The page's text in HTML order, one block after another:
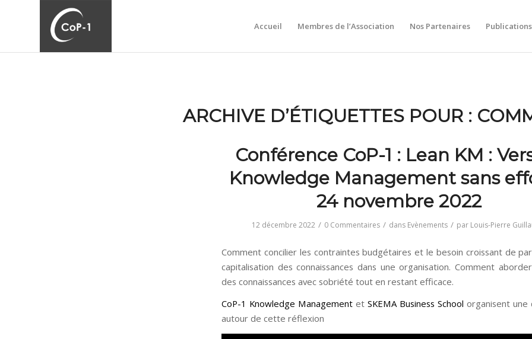
Accueil Membres de l’Association Nos Partenaires Publications
ARCHIVE D’ÉTIQUETTES POUR :
Conférence CoP-1 : Lean KM :
Knowledge Management sans
24 novembre 2022
12 décembre 2022 / 0 Commentaires / dans Evènements / par Louis-Pierre
Comment concilier les contraintes budgétaires et le besoin croissant de
capitalisation des connaissances dans une organisation. Comment
des connaissances avec sobriété tout en restant efficace.
CoP-1 Knowledge Management et SKEMA Business School organisent une
autour de cette réflexion